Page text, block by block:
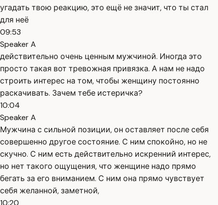
угадать твою реакцию, это ещё не значит, что ты стал
для неё
09:53
Speaker A
действительно очень ценным мужчиной. Иногда это
просто такая вот тревожная привязка. А нам не надо
строить интерес на том, чтобы женщину постоянно
раскачивать. Зачем тебе истеричка?
10:04
Speaker A
Мужчина с сильной позиции, он оставляет после себя
совершенно другое состояние. С ним спокойно, но не
скучно. С ним есть действительно искренний интерес,
но нет такого ощущения, что женщине надо прямо
бегать за его вниманием. С ним она прямо чувствует
себя желанной, заметной,
10:20